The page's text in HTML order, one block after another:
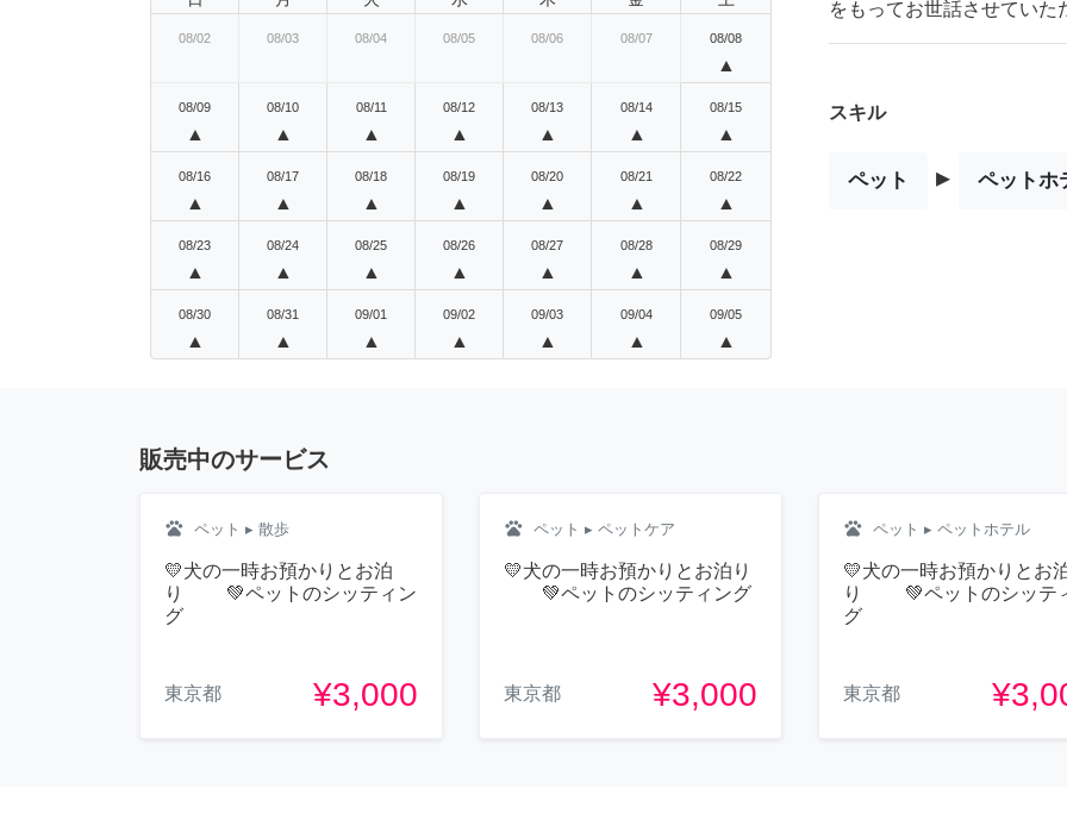
08/02 08/03 08/04 08/05 08/06 08/07 08/08
▲
08/09
▲
08/10
▲
08/11
▲
08/12
▲
08/13
▲
08/14
▲
08/15
▲
08/16
▲
08/17
▲
08/18
▲
08/19
▲
08/20
▲
08/21
▲
08/22
▲
08/23
▲
08/24
▲
08/25
▲
08/26
▲
08/27
▲
08/28
▲
08/29
▲
08/30
▲
08/31
▲
09/01
▲
09/02
▲
09/03
▲
09/04
▲
09/05
▲
をもってお世話させていた
スキル
ペット ▸ ペットホ
販売中のサービス
pets ペット ▸ 散歩
💛犬の一時お預かりとお泊
り 💚ペットのシッティン
グ
東京都 ¥3,000
pets ペット ▸ ペットケア
💛犬の一時お預かりとお泊り
💚ペットのシッティング
東京都 ¥3,000
pets ペット ▸ ペットホテル
💛犬の一時お預かりとお
り 💚ペットのシッテ
グ
東京都